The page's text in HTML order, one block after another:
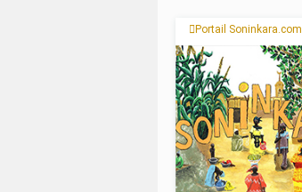
Portail Soninkara.com